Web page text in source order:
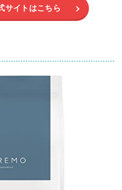
サイトはこちら